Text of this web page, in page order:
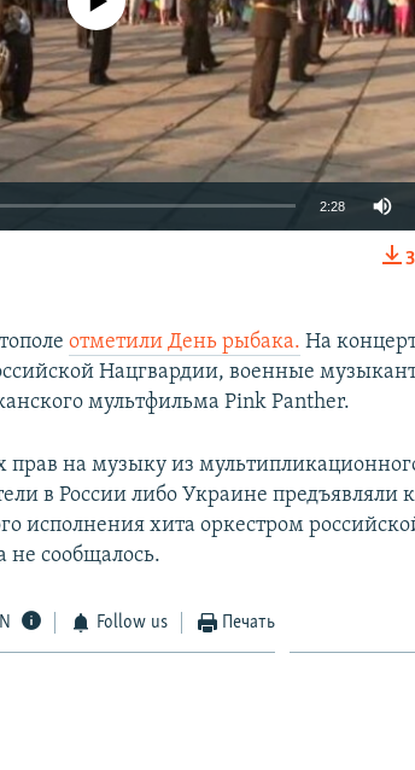
2:28
отметили День рыбака. На
Нацгвардии, военные
мультфильма Pink Panther.
прав на музыку из
в России либо Украине предъявляли
исполнения хита оркестром
не сообщалось.​
Follow us Печать